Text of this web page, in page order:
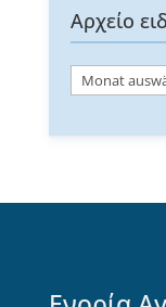
Αρχείο
Αρχείο